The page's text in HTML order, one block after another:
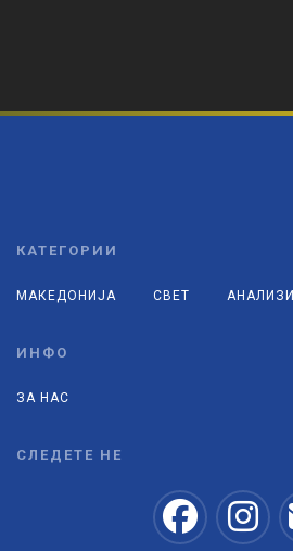
КАТЕГОРИИ
МАКЕДОНИЈА СВЕТ АНАЛИЗИ
ИНФО
ЗА НАС
СЛЕДЕТЕ НЕ